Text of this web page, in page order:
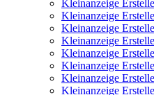
Kleinanzeige
Kleinanzeige
Kleinanzeige
Kleinanzeige
Kleinanzeige
Kleinanzeige
Kleinanzeige
Kleinanzeige